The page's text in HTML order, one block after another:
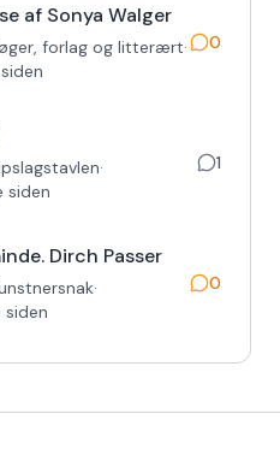
af Sonya Walger
forlag og litterært·
0
·
siden
1
Dirch Passer
·
siden
0